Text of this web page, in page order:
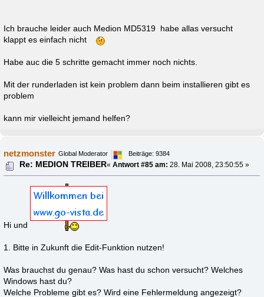
Ich brauche leider auch Medion MD5319 habe allas versucht
klappt es einfach nicht
Habe auc die 5 schritte gemacht immer noch nichts.
Mit der runderladen ist kein problem dann beim installieren gibt es
problem
kann mir vielleicht jemand helfen?
netzmonster Global Moderator Beiträge: 9384
Re: MEDION TREIBER«Antwort #85 am: 28. Mai 2008, 23:50:55 »
Hi und
1. Bitte in Zukunft die Edit-Funktion nutzen!
Was brauchst du genau? Was hast du schon versucht? Welches
Windows hast du?
Welche Probleme gibt es? Wird eine Fehlermeldung angezeigt?